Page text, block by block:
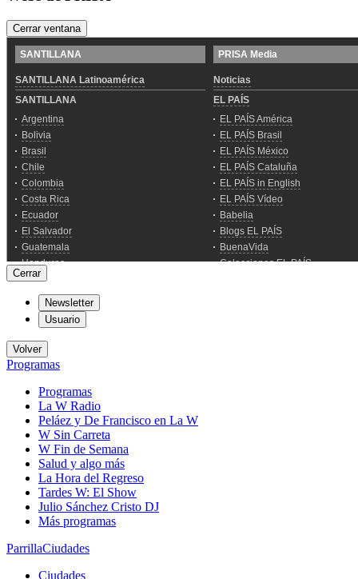
Cerrar ventana
Cerrar
Newsletter
Usuario
Volver
Programas
Programas
La W Radio
Peláez y De Francisco en La W
W Sin Carreta
W Fin de Semana
Salud y algo más
La Hora del Regreso
Tardes W: El Show
Julio Sánchez Cristo DJ
Más programas
ParrillaCiudades
Ciudades